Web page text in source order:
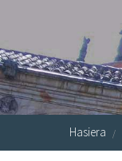
Hasiera